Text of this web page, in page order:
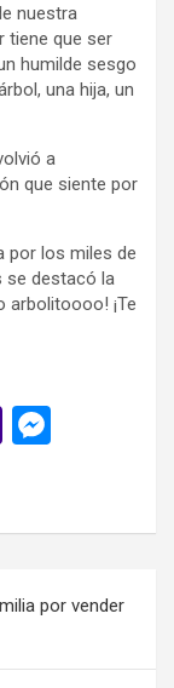
nuestra
tiene que ser
humilde sesgo
una hija, un
a
que siente por
por los miles de
se destacó la
arbolitoooo! ¡Te
Y
o
M
ail
n
er
m
p
ar
tir
por vender